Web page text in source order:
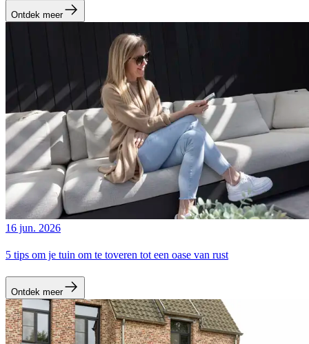
Ontdek meer
16 jun. 2026
5 tips om je tuin om te toveren tot een oase van rust
Ontdek meer